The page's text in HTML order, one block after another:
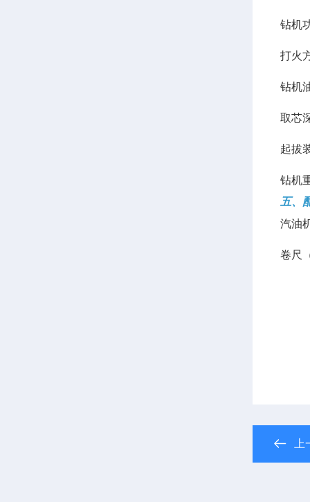
钻机
打火
钻机
取芯
起拔
钻机
五、
汽油
卷尺